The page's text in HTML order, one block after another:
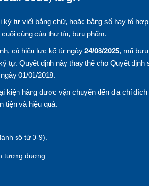
tự viết bằng chữ, hoặc bằng số hay tổ
cùng của thư tín, bưu phẩm.
có hiệu lực kể từ ngày 24/08/2025, mã
tự. Quyết định này thay thế cho Quyết định
01/01/2018.
kiện hàng được vận chuyển đến địa chỉ đích
tiện và hiệu quả.
số từ 0-9).
tương đương.